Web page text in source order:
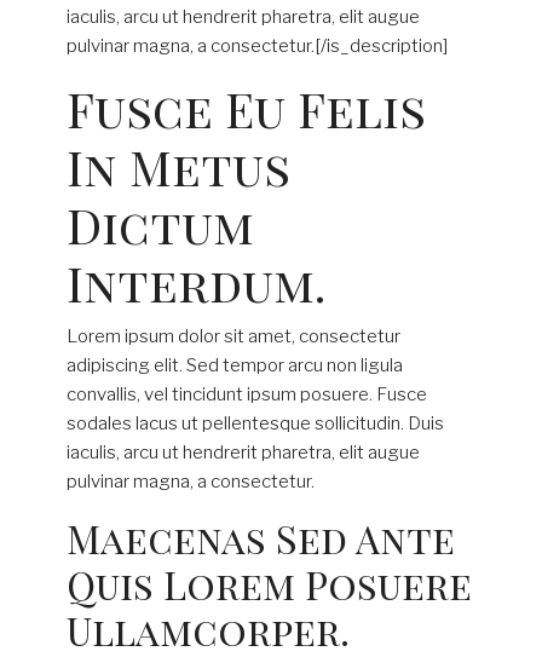
iaculis, arcu ut hendrerit pharetra, elit augue
pulvinar magna, a consectetur.[/is_description]
Fusce Eu Felis
In Metus
Dictum
Interdum.
Lorem ipsum dolor sit amet, consectetur
adipiscing elit. Sed tempor arcu non ligula
convallis, vel tincidunt ipsum posuere. Fusce
sodales lacus ut pellentesque sollicitudin. Duis
iaculis, arcu ut hendrerit pharetra, elit augue
pulvinar magna, a consectetur.
Maecenas Sed Ante
Quis Lorem Posuere
Ullamcorper.